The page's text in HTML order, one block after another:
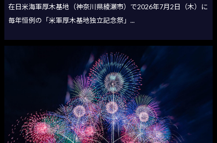
在日米海軍厚木基地（神奈川県綾瀬市）で2026年7月2日（木）に
毎年恒例の「米軍厚木基地独立記念祭」...